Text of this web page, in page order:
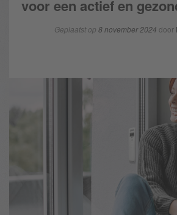
voor een actief en
Geplaatst op 8 november 2024 door